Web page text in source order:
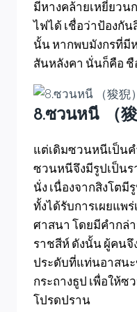
มีหางคล้ายเหยี่ยวน
ไฟได้ เชื่อว่าป้องกั
นั้น หากพบมังกรที่มี
สันหลังคา นั่นก็คือ ชื
8.ซวนหนี （狻
แต่เดิมซวนหนีเป็นค
ซวนหนีจึงมีรูปเป็นร
นั่ง เนื่องจากสิงโต
ทั้งได้รับการเผยแพ
ศาสนา โดยมีคำกล่
ราชสีห์ ดังนั้น ผู้คน
ประดับที่แท่นอาสน
กระถางธูป เพื่อให้
โปรดปราน